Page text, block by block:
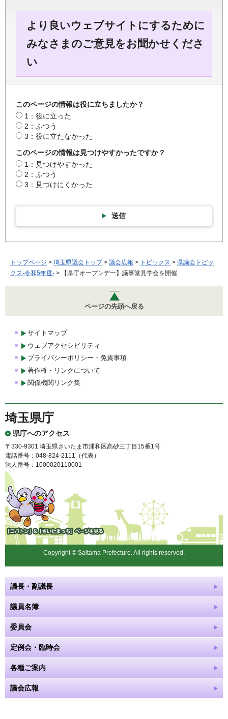
より良いウェブサイトにするために
みなさまのご意見をお聞かせくださ
い
このページの情報は役に立ちましたか？
1：役に立った
2：ふつう
3：役に立たなかった
このページの情報は見つけやすかったですか？
1：見つけやすかった
2：ふつう
3：見つけにくかった
送信
トップページ > 埼玉県議会トップ> 議会広報 > トピックス > 県議会トピッ
クス-令和5年度- > 【県庁オープンデー】議事堂見学会を開催
ページの先頭へ戻る
サイトマップ
ウェブアクセシビリティ
プライバシーポリシー・免責事項
著作権・リンクについて
関係機関リンク集
埼玉県庁
県庁へのアクセス
〒330-9301 埼玉県さいたま市浦和区高砂三丁目15番1号
電話番号：048-824-2111（代表）
法人番号：1000020110001
「コバトン」&「さいたまっ
ち」
Copyright © Saitama Prefecture. All rights reserved.
議長・副議長
議員名簿
委員会
定例会・臨時会
各種ご案内
議会広報